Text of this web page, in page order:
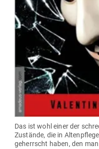
Das ist wohl einer der
Zustände, die in
geherrscht haben, den